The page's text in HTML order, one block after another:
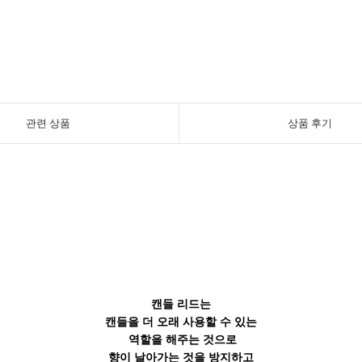
관련 상품 상품 후기
캔들 리드는
캔들을 더 오래 사용할 수 있는
역할을 해주는 것으로
향이 날아가는 것을 방지하고